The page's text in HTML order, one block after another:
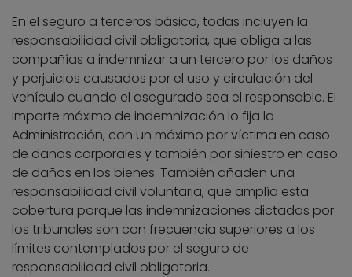
En el seguro a terceros básico, todas incluyen la
responsabilidad civil obligatoria, que obliga a las
compañías a indemnizar a un tercero por los daños
y perjuicios causados por el uso y circulación del
vehículo cuando el asegurado sea el responsable. El
importe máximo de indemnización lo fija la
Administración, con un máximo por víctima en caso
de daños corporales y también por siniestro en caso
de daños en los bienes. También añaden una
responsabilidad civil voluntaria, que amplía esta
cobertura porque las indemnizaciones dictadas por
los tribunales son con frecuencia superiores a los
límites contemplados por el seguro de
responsabilidad civil obligatoria.